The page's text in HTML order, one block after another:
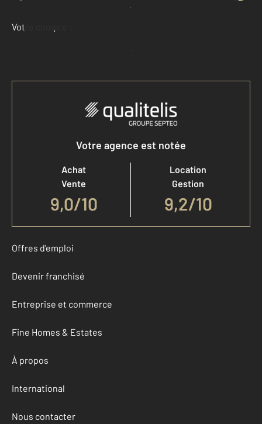
Demander une estimation
Votre compte :
Accéder à mon compte
Votre agence est notée
Achat
Vente
9,0/10
Location
Gestion
9,2/10
Offres d'emploi
Devenir franchisé
Entreprise et commerce
Fine Homes & Estates
À propos
International
Nous contacter